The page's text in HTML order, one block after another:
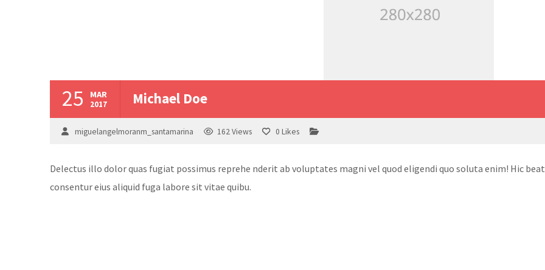
25 MAR
2017 Michael Doe
miguelangelmoranm_santamarina 162Views 0 Likes
Delectus illo dolor quas fugiat possimus reprehe nderit ab voluptates magni vel quod eligendi quo soluta enim! Hic
consentur eius aliquid fuga labore sit vitae quibu.